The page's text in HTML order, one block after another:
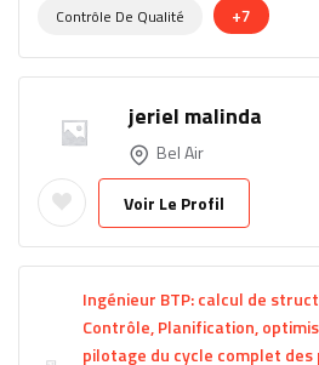
Contrôle De Qualité
+7
jeriel malinda
Bel Air
Voir Le Profil
Ingénieur BTP: calcul de
Contrôle, Planification,
pilotage du cycle complet